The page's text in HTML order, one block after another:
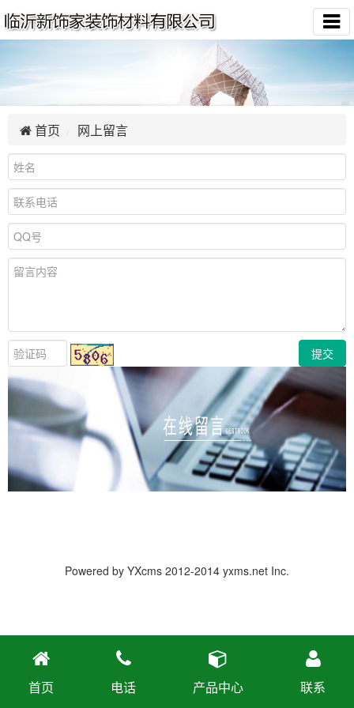
首页 网上留言
首页 电话 产品中心 联系
Powered by YXcms 2012-2014 yxms.net Inc.